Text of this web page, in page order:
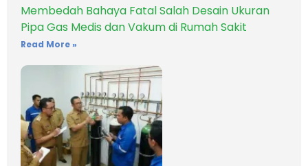
Membedah Bahaya Fatal Salah Desain Ukuran
Pipa Gas Medis dan Vakum di Rumah Sakit
Read More »